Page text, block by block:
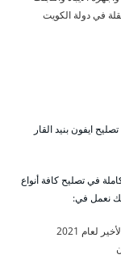
ورشه متنقلة في دولة الكويت
ايفون بنيد القار
في تصليح كافة أنواع
نعمل في:
لعام 2021